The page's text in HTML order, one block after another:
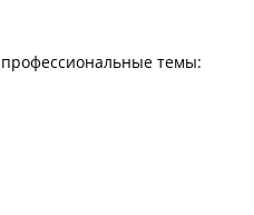
темы: